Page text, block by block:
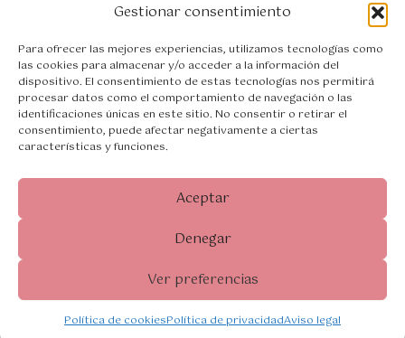
Gestionar consentimiento
Para ofrecer las mejores experiencias, utilizamos tecnologías como
las cookies para almacenar y/o acceder a la información del
dispositivo. El consentimiento de estas tecnologías nos permitirá
procesar datos como el comportamiento de navegación o las
identificaciones únicas en este sitio. No consentir o retirar el
consentimiento, puede afectar negativamente a ciertas
características y funciones.
Aceptar
Denegar
Ver preferencias
Política de cookiesPolítica de privacidadAviso legal
Bolsones
Bolsos VERANO
Bolsos PIEL
Aviso legal
Accesibilidad
Política de privacidad
Política de cookies (UE)
Copyright © 2026 El Segoviano Moda